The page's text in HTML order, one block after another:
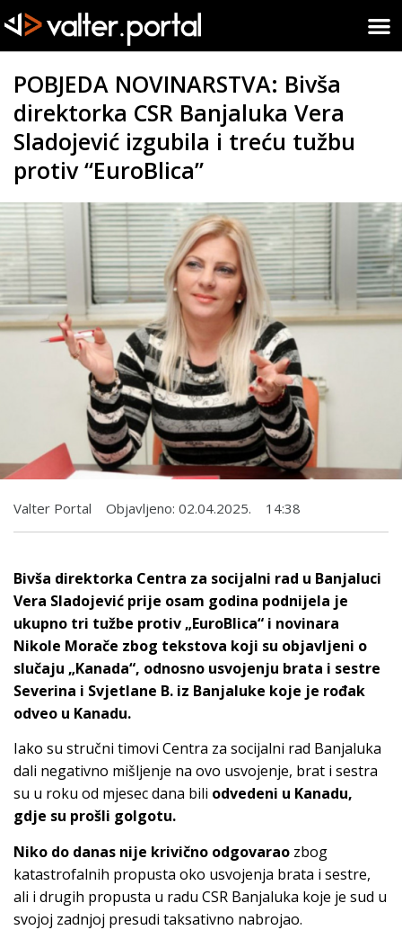
POBJEDA NOVINARSTVA: Bivša
direktorka CSR Banjaluka Vera
Sladojević izgubila i treću tužbu
protiv “EuroBlica”
Valter Portal Objavljeno: 02.04.2025. 14:38
Bivša direktorka Centra za socijalni rad u Banjaluci
Vera Sladojević prije osam godina podnijela je
ukupno tri tužbe protiv „EuroBlica“ i novinara
Nikole Morače zbog tekstova koji su objavljeni o
slučaju „Kanada“, odnosno usvojenju brata i sestre
Severina i Svjetlane B. iz Banjaluke koje je rođak
odveo u Kanadu.
Iako su stručni timovi Centra za socijalni rad Banjaluka
dali negativno mišljenje na ovo usvojenje, brat i sestra
su u roku od mjesec dana bili odvedeni u Kanadu,
gdje su prošli golgotu.
Niko do danas nije krivično odgovarao zbog
katastrofalnih propusta oko usvojenja brata i sestre,
ali i drugih propusta u radu CSR Banjaluka koje je sud u
svojoj zadnjoj presudi taksativno nabrojao.